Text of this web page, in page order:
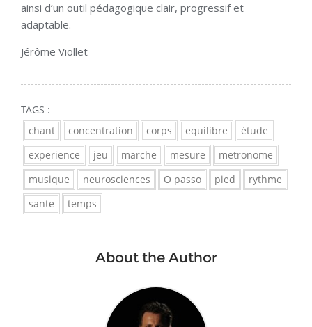
ainsi d’un outil pédagogique clair, progressif et
adaptable.
Jérôme Viollet
TAGS :
chant
concentration corps equilibre
étude
experience
jeu marche mesure
metronome
musique
neurosciences O passo pied
rythme
sante
temps
About the Author